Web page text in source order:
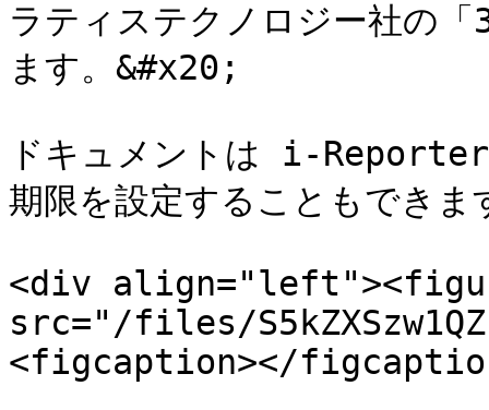
ラティステクノロジー社の
ます。&#x20;
ドキュメントは i-Reporter
期限を設定することもできま
<div
src="/files/
<figcaption></